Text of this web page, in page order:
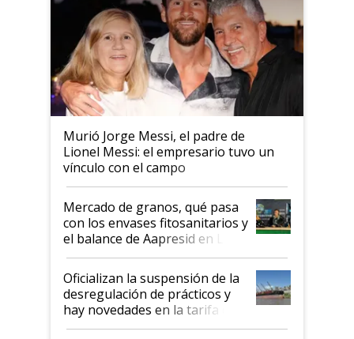
Murió Jorge Messi, el padre de
Lionel Messi: el empresario tuvo un
vínculo con el campo
Mercado de granos, qué pasa
con los envases fitosanitarios y
el balance de Aapresid en La
Posta
Oficializan la suspensión de la
desregulación de prácticos y
hay novedades en la tarifa de
la hidrovía